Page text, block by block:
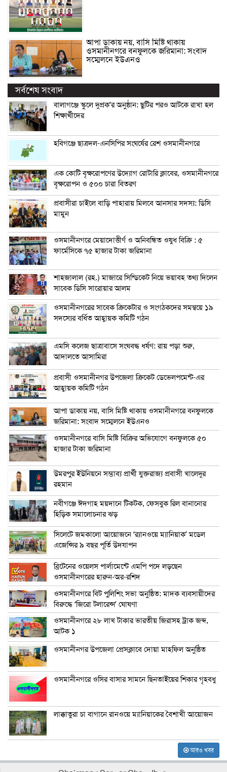
আপা ডাকায় নয়, বাসি মিষ্টি থাকায়
ওসমানীনগরে বনফুলকে জরিমানা: সংবাদ
সম্মেলনে ইউএনও
সর্বশেষ সংবাদ
বালাগঞ্জে স্কুলে দুপ্রক’র অনুষ্ঠান: ছুটির পরও আটকে রাখা হল
শিক্ষার্থীদের
হবিগঞ্জে ছাত্রদল-এনসিপির সংঘর্ষের রেশ ওসমানীনগরে
এক কোটি বৃক্ষরোপণের উদ্যোগ রোটারি ক্লাবের, ওসমানীনগরে
বৃক্ষরোপন ও ৫০০ চারা বিতরণ
প্রবাসীরা চাইলে বাড়ি পাহারায় মিলবে আনসার সদস্য: ডিসি
মামুন
ওসমানীনগরে মেয়াদোত্তীর্ণ ও অনিবন্ধিত ওষুধ বিক্রি : ৫
ফার্মেসিকে ৭৫ হাজার টাকা জরিমানা
শাহজালাল (রহ.) মাজারে সিন্ডিকেট নিয়ে ভয়াবহ তথ্য দিলেন
সাবেক ডিসি সারোয়ার আলম
ওসমানীনগরের সাবেক ক্রিকেটার ও সংগঠকদের সমন্বয়ে ১৯
সদস্যের বর্ধিত আহ্বায়ক কমিটি গঠন
এম‌সি কলেজ ছাত্রাবাসে সংঘবদ্ধ ধর্ষণ: রায় পড়া শুরু,
আদালতে আসামিরা
প্রবাসী ওসমানীনগর উপজেলা ক্রিকেট ডেভেলপমেন্ট-এর
আহ্বায়ক কমিটি গঠন
আপা ডাকায় নয়, বাসি মিষ্টি থাকায় ওসমানীনগরে বনফুলকে
জরিমানা: সংবাদ সম্মেলনে ইউএনও
ওসমানীনগরে বাসি মিষ্টি বিক্রির অভিযোগে বনফুলকে ৫০
হাজার টাকা জরিমানা
উমরপুর ইউনিয়নে সম্ভাব্য প্রার্থী যুক্তরাজ্য প্রবাসী খালেদুর
রহমান
নবীগঞ্জে ঈদগাহ ময়দানে টিকটক, ফেসবুক রিল বানানোর
হিড়িক সমালোচনার ঝড়
সিলেটে জমকালো আয়োজনে ‘র‍্যানওয়ে ম্যানিয়াক’ মডেল
এজেন্সির ৯ বছর পূর্তি উদযাপন
ব্রিটেনের ওয়েলস পার্লামেন্টে এমপি পদে লড়ছেন
ওসমানীনগরের হারুন-অর-রশিদ
ওসমানীনগরে বিট পুলিশিং সভা অনুষ্ঠিত: মাদক ব্যবসায়ীদের
বিরুদ্ধে ‘জিরো টলারেন্স’ ঘোষণা
ওসমানীনগরে ২৮ লাখ টাকার ভারতীয় জিরাসহ ট্রাক জব্দ,
আটক ১
ওসমানীনগর উপজেলা প্রেসক্লাবে দোয়া মাহফিল অনুষ্ঠিত
ওসমানীনগরে ওসির বাসার সামনে ছিনতাইয়ের শিকার গৃহবধু
লাক্কাতুরা চা বাগানে রানওয়ে ম্যানিয়াকের বৈশাখী আয়োজন
আরও খবর